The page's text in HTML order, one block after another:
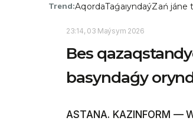
Trend:AqordaTaǵaıyndaýZań jáne
23:14, 03 Maýsym 2026
Bes
basyndaǵy
ASTANA. KAZINFORM —